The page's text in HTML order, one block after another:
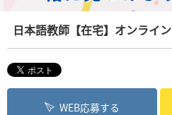
日本語教師【在宅】オンライン
WEB応募する